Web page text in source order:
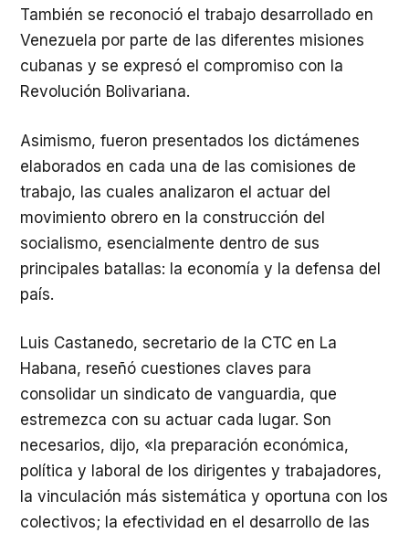
También se reconoció el trabajo desarrollado en
Venezuela por parte de las diferentes misiones
cubanas y se expresó el compromiso con la
Revolución Bolivariana.
Asimismo, fueron presentados los dictámenes
elaborados en cada una de las comisiones de
trabajo, las cuales analizaron el actuar del
movimiento obrero en la construcción del
socialismo, esencialmente dentro de sus
principales batallas: la economía y la defensa del
país.
Luis Castanedo, secretario de la CTC en La
Habana, reseñó cuestiones claves para
consolidar un sindicato de vanguardia, que
estremezca con su actuar cada lugar. Son
necesarios, dijo, «la preparación económica,
política y laboral de los dirigentes y trabajadores,
la vinculación más sistemática y oportuna con los
colectivos; la efectividad en el desarrollo de las